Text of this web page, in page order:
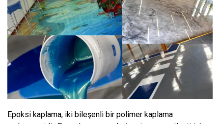
Epoksi kaplama, iki bileşenli bir polimer kaplama